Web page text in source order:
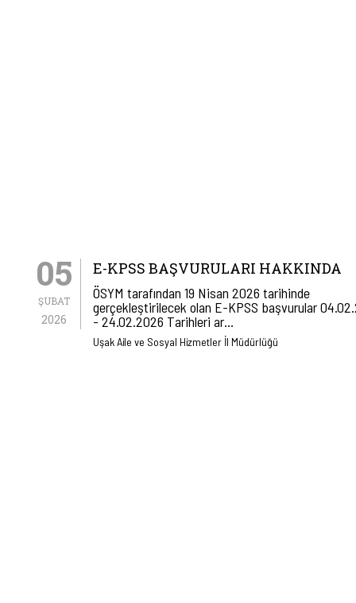
05
ŞUBAT
2026
E-KPSS BAŞVURULARI HAKKINDA
ÖSYM tarafından 19 Nisan 2026 tarihinde
gerçekleştirilecek olan E-KPSS başvurular
- 24.02.2026 Tarihleri ar…
Uşak Aile ve Sosyal Hizmetler İl Müdürlüğü